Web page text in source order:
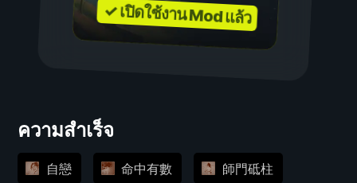
✓ เปิดใช้งาน Mod แล้ว
ความสำเร็จ
自戀 命中有數 師門砥柱